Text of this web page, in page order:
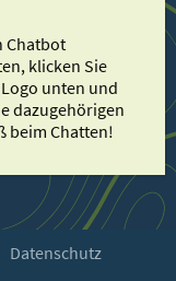
Datenschutz
Chatbot
klicken Sie
unten und
dazugehörigen
beim Chatten!